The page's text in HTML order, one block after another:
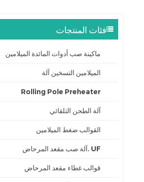
فئات المنتجات
ماكينة صب أدوات المائدة الميلامين
الميلامين التسخين آلة
Rolling Pole Preheater
آلة الطحن التلقائي
القوالب ضغط الميلامين
UF .آلة صب مقعد المرحاض
قوالب غطاء مقعد المرحاض